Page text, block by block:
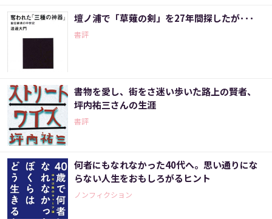
壇ノ浦で「草薙の剣」を27年間探したが･･･
書評
書物を愛し、街をさ迷い歩いた路上の賢者、
坪内祐三さんの生涯
書評
何者にもなれなかった40代へ。思い通りにな
らない人生をおもしろがるヒント
ノンフィクション